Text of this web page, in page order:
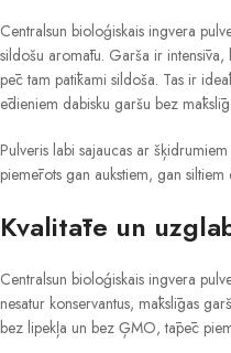
Centralsun bioloģiskais ingvera
sildošu aromātu. Garša ir
pēc tam patīkami sildoša. Tas ir
ēdieniem dabisku garšu bez
Pulveris labi sajaucas ar
piemērots gan aukstiem, gan siltiem
Kvalitāte un
Centralsun bioloģiskais ingvera
nesatur konservantus, mākslīgas
bez lipekļa un bez ĢMO, tāpēc